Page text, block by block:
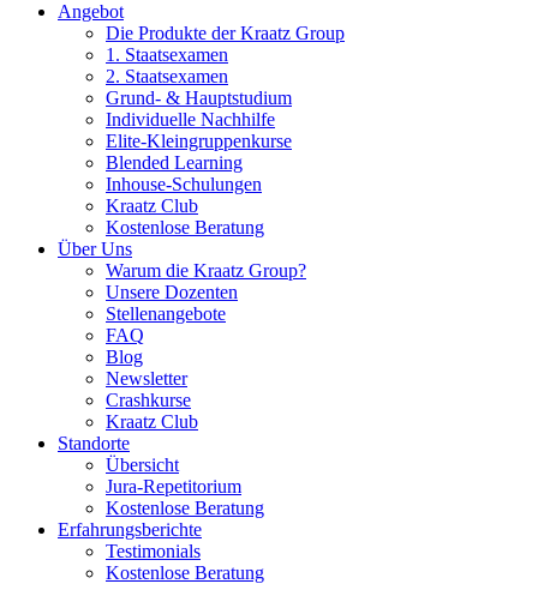
Angebot
Die Produkte der Kraatz Group
1. Staatsexamen
2. Staatsexamen
Grund- & Hauptstudium
Individuelle Nachhilfe
Elite-Kleingruppenkurse
Blended Learning
Inhouse-Schulungen
Kraatz Club
Kostenlose Beratung
Über Uns
Warum die Kraatz Group?
Unsere Dozenten
Stellenangebote
FAQ
Blog
Newsletter
Crashkurse
Kraatz Club
Standorte
Übersicht
Jura-Repetitorium
Kostenlose Beratung
Erfahrungsberichte
Testimonials
Kostenlose Beratung